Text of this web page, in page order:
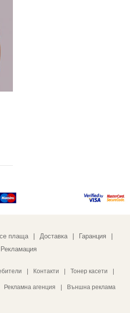
плаща Доставка Гаранция
Рекламация
| Контакти | Тонер касети |
Рекламна агенция | Външна реклама